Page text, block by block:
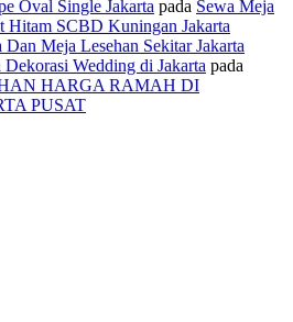
Oval Single Jakarta pada Sewa Meja
Hitam SCBD Kuningan Jakarta
Dan Meja Lesehan Sekitar Jakarta
Dekorasi Wedding di Jakarta pada
HARGA RAMAH DI
PUSAT